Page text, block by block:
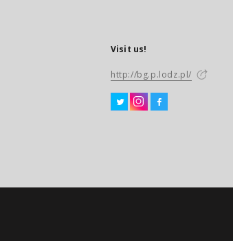
Visit us!
http://bg.p.lodz.pl/